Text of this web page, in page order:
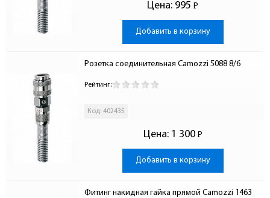
Цена: 995 Р
-
Добавить в корзину
Розетка соединительная Camozzi 5088 8/6
Рейтинг:
Код: 402435
Цена: 1 300 Р
-
Добавить в корзину
Фитинг накидная гайка прямой Camozzi 1463